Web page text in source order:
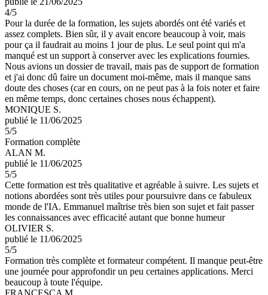
4/5
Pour la durée de la formation, les sujets abordés ont été variés et
assez complets. Bien sûr, il y avait encore beaucoup à voir, mais
pour ça il faudrait au moins 1 jour de plus. Le seul point qui m'a
manqué est un support à conserver avec les explications fournies.
Nous avions un dossier de travail, mais pas de support de formation
et j'ai donc dû faire un document moi-même, mais il manque sans
doute des choses (car en cours, on ne peut pas à la fois noter et faire
en même temps, donc certaines choses nous échappent).
MONIQUE S.
publié le 11/06/2025
5/5
Formation complète
ALAN M.
publié le 11/06/2025
5/5
Cette formation est très qualitative et agréable à suivre. Les sujets et
notions abordées sont très utiles pour poursuivre dans ce fabuleux
monde de l'IA. Emmanuel maîtrise très bien son sujet et fait passer
les connaissances avec efficacité autant que bonne humeur
OLIVIER S.
publié le 11/06/2025
5/5
Formation très complète et formateur compétent. Il manque peut-être
une journée pour approfondir un peu certaines applications. Merci
beaucoup à toute l'équipe.